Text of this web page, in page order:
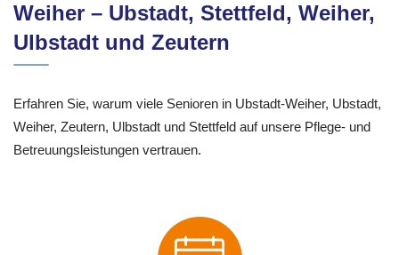
Weiher – Ubstadt, Stettfeld, Weiher,
Ulbstadt und Zeutern
Erfahren Sie, warum viele Senioren in Ubstadt-Weiher, Ubstadt,
Weiher, Zeutern, Ulbstadt und Stettfeld auf unsere Pflege- und
Betreuungsleistungen vertrauen.